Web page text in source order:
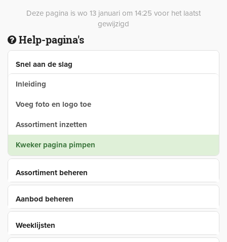
Deze pagina is wo 13 januari om 14:25 voor het laatst
gewijzigd
Help-pagina's
Snel aan de slag
Inleiding
Voeg foto en logo toe
Assortiment inzetten
Kweker pagina pimpen
Assortiment beheren
Aanbod beheren
Weeklijsten